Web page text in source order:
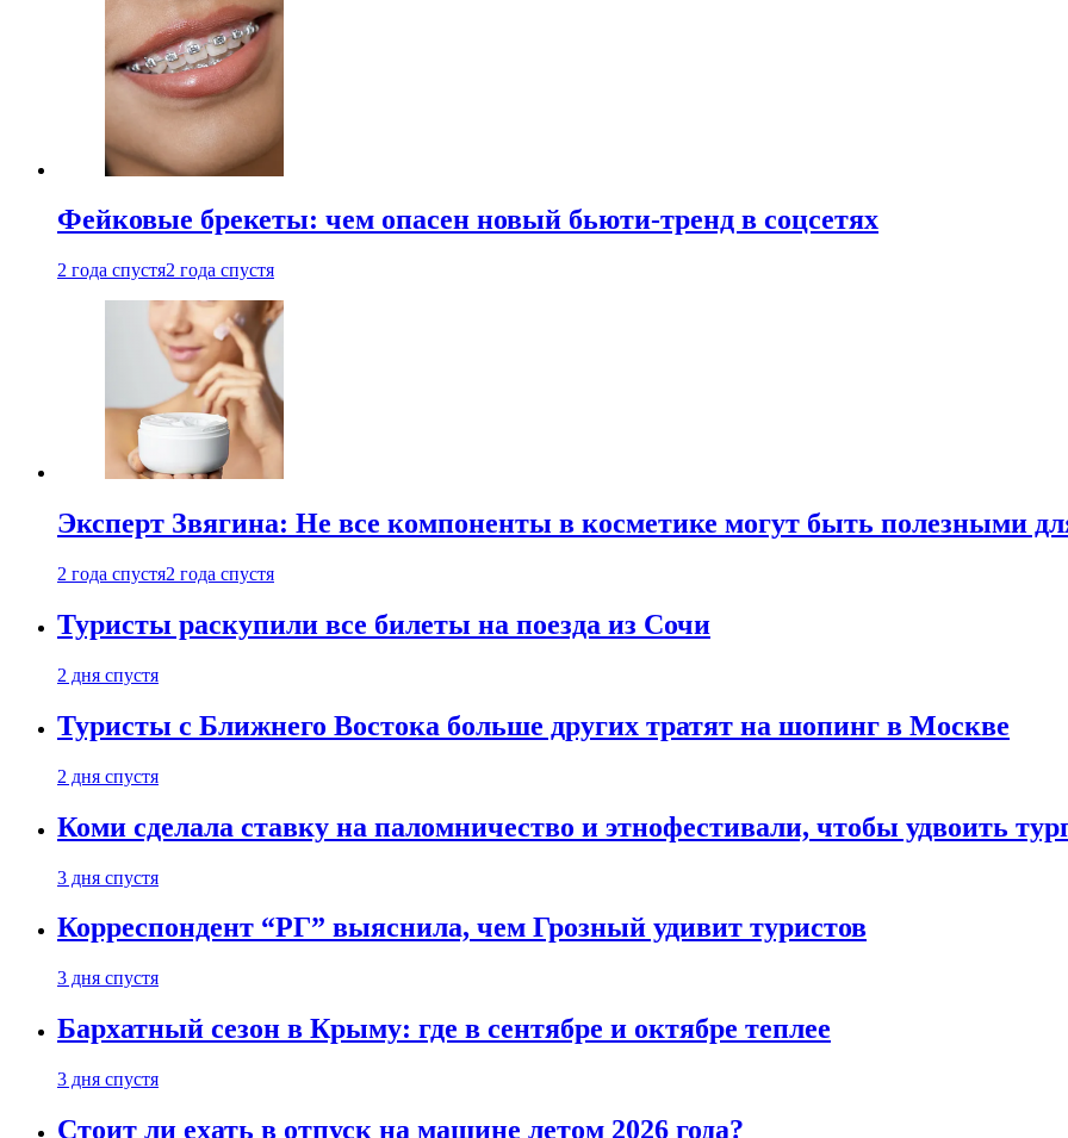
Фейковые брекеты: чем опасен новый бьюти-тренд в соцсетях
2 года спустя2 года спустя
Эксперт Звягина: Не все компоненты в косметике могут быть полезными
2 года спустя2 года спустя
Туристы раскупили все билеты на поезда из Сочи
2 дня спустя
Туристы с Ближнего Востока больше других тратят на шопинг в Москве
2 дня спустя
Коми сделала ставку на паломничество и этнофестивали, чтобы удвоить
3 дня спустя
Корреспондент “РГ” выяснила, чем Грозный удивит туристов
3 дня спустя
Бархатный сезон в Крыму: где в сентябре и октябре теплее
3 дня спустя
Стоит ли ехать в отпуск на машине летом 2026 года?